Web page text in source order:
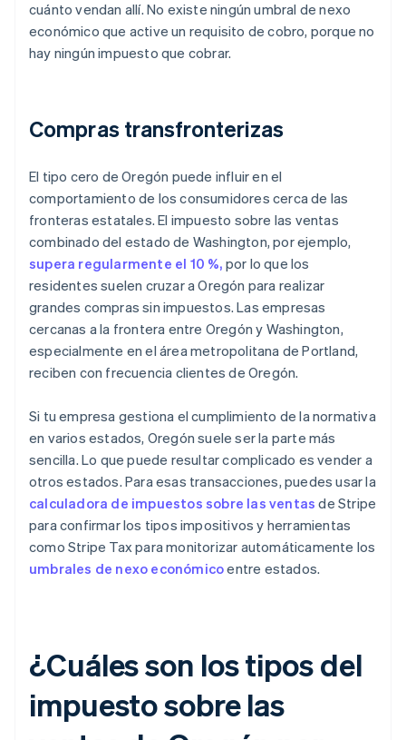
cuánto vendan allí. No existe ningún umbral de nexo
económico que active un requisito de cobro, porque no
hay ningún impuesto que cobrar.
Compras transfronterizas
El tipo cero de Oregón puede influir en el
comportamiento de los consumidores cerca de las
fronteras estatales. El impuesto sobre las ventas
combinado del estado de Washington, por ejemplo,
supera regularmente el 10 %, por lo que los
residentes suelen cruzar a Oregón para realizar
grandes compras sin impuestos. Las empresas
cercanas a la frontera entre Oregón y Washington,
especialmente en el área metropolitana de Portland,
reciben con frecuencia clientes de Oregón.
Si tu empresa gestiona el cumplimiento de la normativa
en varios estados, Oregón suele ser la parte más
sencilla. Lo que puede resultar complicado es vender a
otros estados. Para esas transacciones, puedes usar la
calculadora de impuestos sobre las ventas de Stripe
para confirmar los tipos impositivos y herramientas
como Stripe Tax para monitorizar automáticamente los
umbrales de nexo económicoentre estados.
¿Cuáles son los tipos del
impuesto sobre las